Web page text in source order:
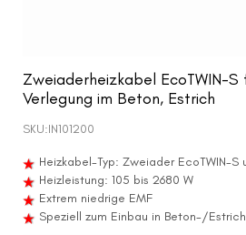
Zweiaderheizkabel EcoTWIN-
Verlegung im Beton, Estrich
SKU:IN101200
Heizkabel-Typ: Zweiader EcoTWIN-S
Heizleistung: 105 bis 2680 W
Extrem niedrige EMF
Speziell zum Einbau in Beton-/Estrich